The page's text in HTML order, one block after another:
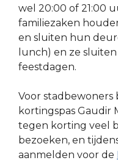
wel 20:00 of 21:00
familiezaken
en sluiten hun
lunch) en ze
feestdagen.
Voor
kortingspas Gaudir
tegen korting veel
bezoeken, en
aanmelden voor de